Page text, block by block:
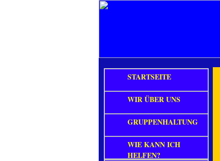
STARTSEITE
WIR ÜBER UNS
GRUPPENHALTUNG
WIE KANN ICH
HELFEN?